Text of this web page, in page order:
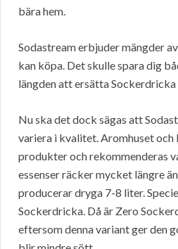
bära hem.
Sodastream erbjuder mängder
kan köpa. Det skulle spara dig
längden att ersätta Sockerdricka
Nu ska det dock sägas att
variera i kvalitet. Aromhuset
produkter och rekommenderas
essenser räcker mycket längre
producerar dryga 7-8 liter.
Sockerdricka. Då är Zero
eftersom denna variant ger den